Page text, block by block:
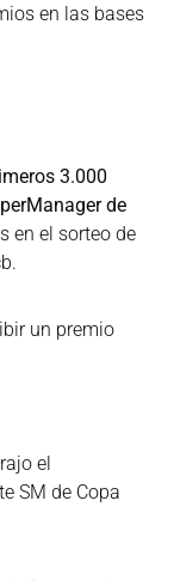
en las bases
3.000
de
en el sorteo de
un premio
el
SM de Copa